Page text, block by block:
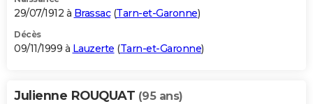
29/07/1912 à Brassac(Tarn-et-Garonne)
Décès
09/11/1999 à Lauzerte (Tarn-et-Garonne)
Julienne ROUQUAT (95 ans)